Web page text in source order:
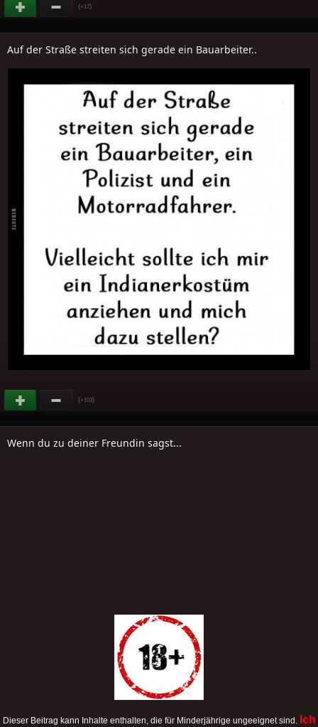
(+17)
Auf der Straße streiten sich gerade ein Bauarbeiter..
(+103)
Wenn du zu deiner Freundin sagst...
Dieser Beitrag kann Inhalte enthalten, die für Minderjährige ungeeignet sind. Ich